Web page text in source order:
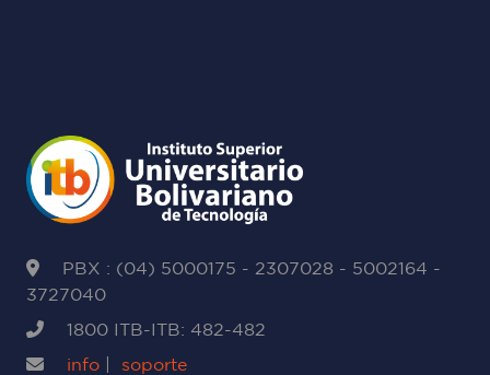
PBX : (04) 5000175 - 2307028 - 5002164 -
3727040
1800 ITB-ITB: 482-482
info
soporte